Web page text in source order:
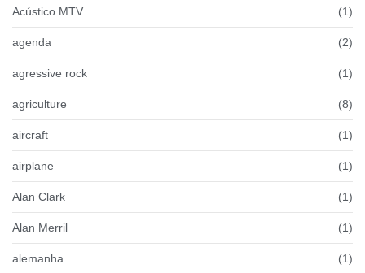
Acústico MTV (1)
agenda (2)
agressive rock (1)
agriculture (8)
aircraft (1)
airplane (1)
Alan Clark (1)
Alan Merril (1)
alemanha (1)